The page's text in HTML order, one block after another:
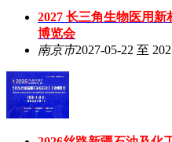
2027 长三角生物医用
博览会
南京市2027-05-22 至